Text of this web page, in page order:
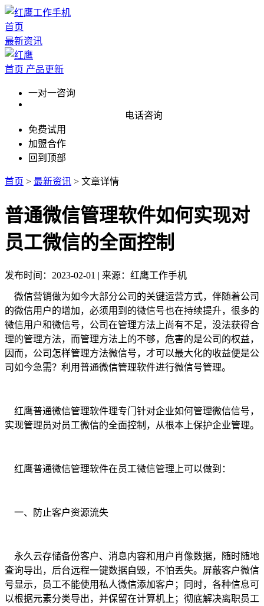
首页
最新资讯
首页 产品更新
一对一咨询
电话咨询
免费试用
加盟合作
回到顶部
首页 > 最新资讯 > 文章详情
普通微信管理软件如何实现对
员工微信的全面控制
发布时间：2023-02-01 | 来源：红鹰工作手机
微信营销做为如今大部分公司的关键运营方式，伴随着公司
的微信用户的增加，必须用到的微信号也在持续提升，很多的
微信用户和微信号，公司在管理方法上尚有不足，没法获得合
理的管理方法，而管理方法上的不够，危害的是公司的权益，
因而，公司怎样管理方法微信号，才可以最大化的收益便是公
司如今急需？利用普通微信管理软件进行微信号管理。
红鹰普通微信管理软件理专门针对企业如何管理微信信号，
实现管理员对员工微信的全面控制，从根本上保护企业管理。
红鹰普通微信管理软件在员工微信管理上可以做到：
一、防止客户资源流失
永久云存储备份客户、消息内容和用户肖像数据，随时随地
查询导出，后台远程一键数据自毁，不怕丢失。屏蔽客户微信
号显示，员工不能使用私人微信添加客户；同时，各种信息可
以根据元素分类导出，并保留在计算机上；彻底解决离职员工